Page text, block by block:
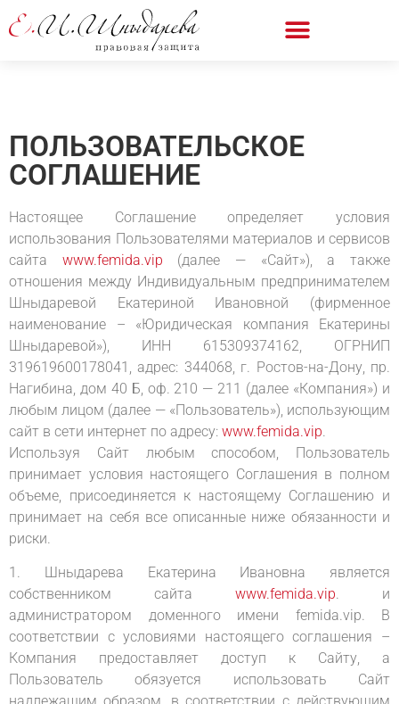
ПОЛЬЗОВАТЕЛЬСКОЕ
СОГЛАШЕНИЕ
Настоящее Соглашение определяет условия
использования Пользователями материалов и сервисов
сайта www.femida.vip (далее — «Сайт»), а также
отношения между Индивидуальным предпринимателем
Шныдаревой Екатериной Ивановной (фирменное
наименование – «Юридическая компания Екатерины
Шныдаревой»), ИНН 615309374162, ОГРНИП
319619600178041, адрес: 344068, г. Ростов-на-Дону, пр.
Нагибина, дом 40 Б, оф. 210 — 211 (далее «Компания») и
любым лицом (далее — «Пользователь»), использующим
сайт в сети интернет по адресу: www.femida.vip.
Используя Сайт любым способом, Пользователь
принимает условия настоящего Соглашения в полном
объеме, присоединяется к настоящему Соглашению и
принимает на себя все описанные ниже обязанности и
риски.
1. Шныдарева Екатерина Ивановна является
собственником сайта www.femida.vip. и
администратором доменного имени femida.vip. В
соответствии с условиями настоящего соглашения –
Компания предоставляет доступ к Сайту, а
Пользователь обязуется использовать Сайт